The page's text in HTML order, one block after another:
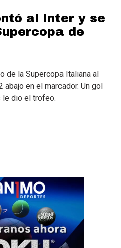
al Inter y se
de
de la Supercopa Italiana al
en el marcador. Un gol
dio el trofeo.